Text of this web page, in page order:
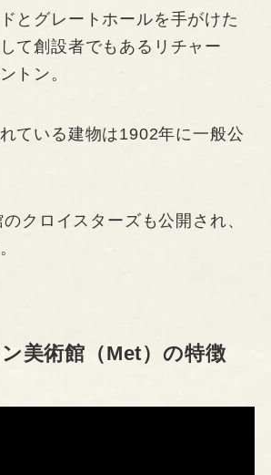
とグレートホールを手がけた
て創設者でもあるリチャー
トン。
ている建物は1902年に一般公
クロイスターズも公開され、
美術館（Met）の特徴